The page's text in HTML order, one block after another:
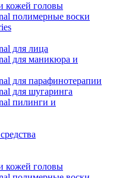
кожей головы
полимерные воски
для лица
для маникюра и
для парафинотерапии
для шугаринга
пилинги и
кожей головы